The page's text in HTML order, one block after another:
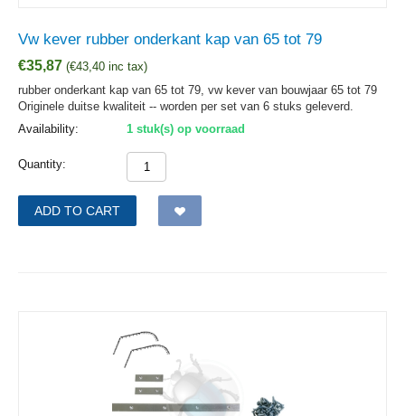
Vw kever rubber onderkant kap van 65 tot 79
€35,87 (€43,40 inc tax)
rubber onderkant kap van 65 tot 79, vw kever van bouwjaar 65 tot 79
Originele duitse kwaliteit -- worden per set van 6 stuks geleverd.
Availability:
1 stuk(s) op voorraad
Quantity:
ADD TO CART